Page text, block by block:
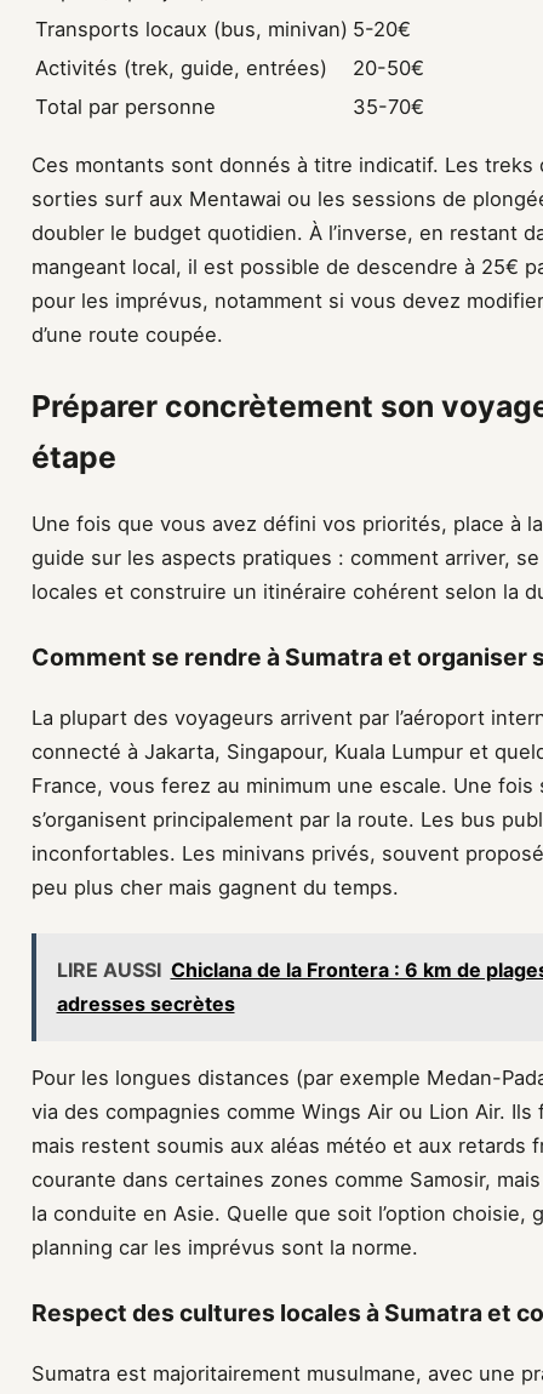
Transports locaux (bus, minivan) 5-20€
Activités (trek, guide, entrées)
20-50€
Total par personne
35-70€
Ces montants sont donnés à titre indicatif. Les
sorties surf aux Mentawai ou les sessions de
doubler le budget quotidien. À l’inverse, en restant
mangeant local, il est possible de descendre à 25€
pour les imprévus, notamment si vous devez
d’une route coupée.
Préparer concrètement son
étape
Une fois que vous avez défini vos priorités, place à
guide sur les aspects pratiques : comment arriver,
locales et construire un itinéraire cohérent selon la
Comment se rendre à Sumatra et
La plupart des voyageurs arrivent par l’aéroport
connecté à Jakarta, Singapour, Kuala Lumpur et
France, vous ferez au minimum une escale. Une
s’organisent principalement par la route. Les bus
inconfortables. Les minivans privés, souvent
peu plus cher mais gagnent du temps.
LIRE AUSSI Chiclana de la Frontera : 6 km de
adresses secrètes
Pour les longues distances (par exemple Medan-
via des compagnies comme Wings Air ou Lion Air.
mais restent soumis aux aléas météo et aux retards
courante dans certaines zones comme Samosir,
la conduite en Asie. Quelle que soit l’option choisie,
planning car les imprévus sont la norme.
Respect des cultures locales à Sumatra et
Sumatra est majoritairement musulmane, avec une